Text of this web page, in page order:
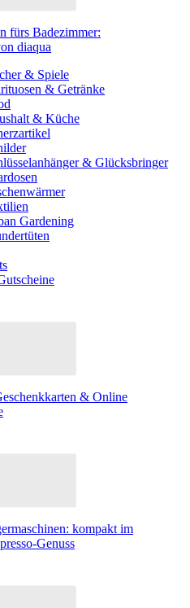
fürs Badezimmer:
diaqua
& Spiele
& Getränke
& Küche
& Glücksbringer
Gardening
& Online
kompakt im
Genuss